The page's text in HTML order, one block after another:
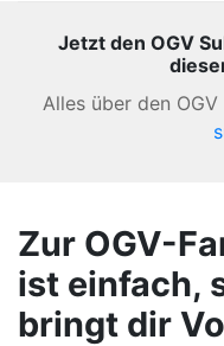
Jetzt den OGV
Alles über den
Zur OGV-
ist einfach,
bringt dir